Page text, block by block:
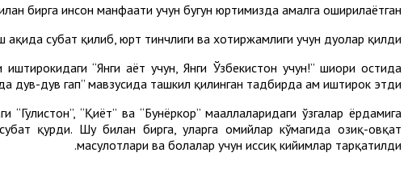
бирга инсон манфаати учун бугун юртимизда амалга оширилаётган
суҳбат қилиб, юрт тинчлиги ва хотиржамлиги учун дуолар қилди.
“Янги ҳаёт учун, Янги Ўзбекистон учун!” шиори остида
дув-дув гап” мавзусида ташкил қилинган тадбирда ҳам иштирок этди.
“Қиёт” ва “Бунёркор” маҳаллаларидаги ўзгалар ёрдамига
қурди. Шу билан бирга, уларга ҳомийлар кўмагида озиқ-овқат
маҳсулотлари ва болалар учун иссиқ кийимлар тарқатилди.